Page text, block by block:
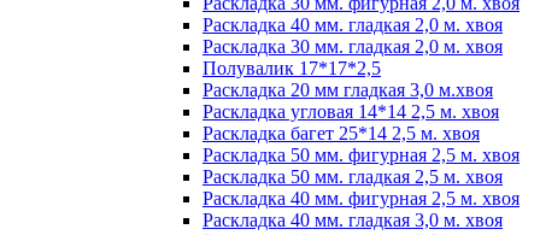
Раскладка 40 мм. гладкая 2,0 м. хвоя
Раскладка 30 мм. гладкая 2,0 м. хвоя
Полувалик 17*17*2,5
Раскладка 20 мм гладкая 3,0 м.хвоя
Раскладка угловая 14*14 2,5 м. хвоя
Раскладка багет 25*14 2,5 м. хвоя
Раскладка 50 мм. фигурная 2,5 м. хвоя
Раскладка 50 мм. гладкая 2,5 м. хвоя
Раскладка 40 мм. фигурная 2,5 м. хвоя
Раскладка 40 мм. гладкая 3,0 м. хвоя